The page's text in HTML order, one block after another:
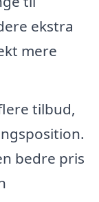
ekstra
mere
tilbud,
bedre pris